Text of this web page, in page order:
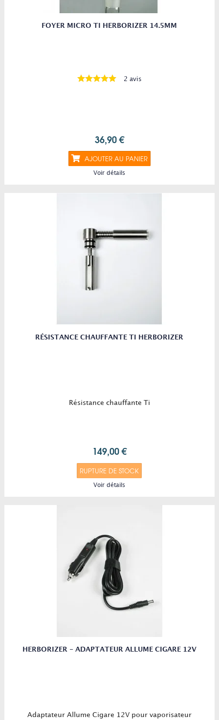
FOYER MICRO TI HERBORIZER 14.5MM
2 avis
36,90 €
AJOUTER AU PANIER
Voir détails
RÉSISTANCE CHAUFFANTE TI HERBORIZER
Résistance chauffante Ti
149,00 €
RUPTURE DE STOCK
Voir détails
HERBORIZER - ADAPTATEUR ALLUME CIGARE 12V
Adaptateur Allume Cigare 12V pour vaporisateur